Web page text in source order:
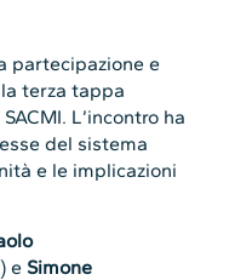
partecipazione e
terza tappa
L’incontro ha
del sistema
e le implicazioni
e Simone